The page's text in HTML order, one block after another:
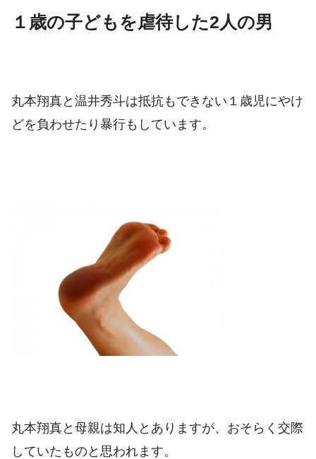
１歳の子どもを虐待した2人の男
丸本翔真と温井秀斗は抵抗もできない１歳児にやけ
どを負わせたり暴行もしています。
丸本翔真と母親は知人とありますが、おそらく交際
していたものと思われます。